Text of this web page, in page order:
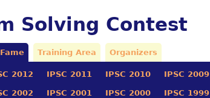
Solving Contest
Training Area Organizers
2012 IPSC 2011 IPSC 2010 IPSC 2009
2002 IPSC 2001 IPSC 2000 IPSC 1999